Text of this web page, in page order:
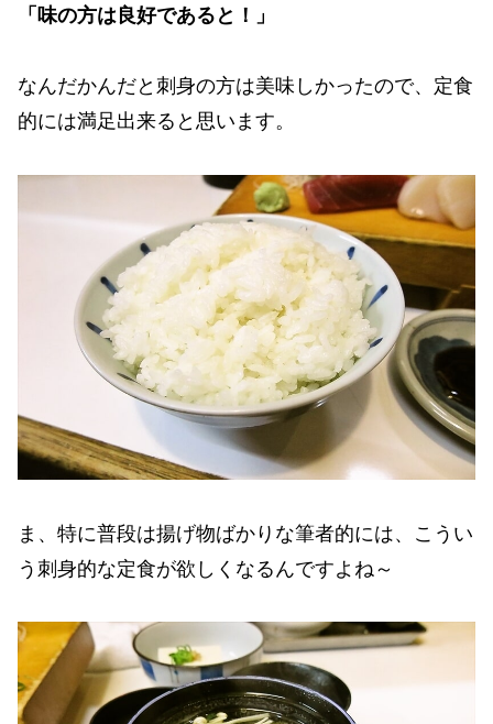
「味の方は良好であると！」
なんだかんだと刺身の方は美味しかったので、定食
的には満足出来ると思います。
ま、特に普段は揚げ物ばかりな筆者的には、こうい
う刺身的な定食が欲しくなるんですよね～